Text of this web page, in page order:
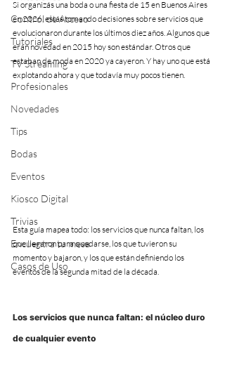
Control de Acceso
Tutoriales
TV Streaming
Profesionales
Novedades
Tips
Bodas
Eventos
Kiosco Digital
Trivias
Encuentra tu mesa
Casos de Uso
Si organizás una boda o una fiesta de 15 en Buenos Aires
en 2026, estás tomando decisiones sobre servicios que
evolucionaron durante los últimos diez años. Algunos que
eran novedad en 2015 hoy son estándar. Otros que
estaban de moda en 2020 ya cayeron. Y hay uno que está
explotando ahora y que todavía muy pocos tienen.
Esta guía mapea todo: los servicios que nunca faltan, los
que llegaron para quedarse, los que tuvieron su
momento y bajaron, y los que están definiendo los
eventos de la segunda mitad de la década.
Los servicios que nunca faltan: el núcleo duro
de cualquier evento